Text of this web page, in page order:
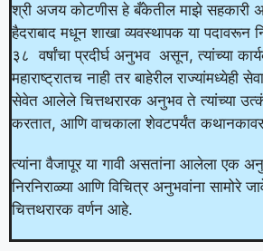
श्री अजय कोटणीस हे बँकेतील माझे
हैदराबाद मधून शाखा व्यवस्थापक या पदावरून
३८ वर्षांचा प्रदीर्घ अनुभव असून, त्यांच्या
महाराष्ट्रातच नाही तर बाहेरील राज्यांमध्येही
सेवेत आलेले चित्तथरारक अनुभव ते त्यांच्या
करतात, आणि वाचकाला शेवटपर्यंत
त्यांना वैजापूर या गावी असतांना आलेला एक
निरनिराळ्या आणि विचित्र अनुभवांना सामोरे
चित्तथरारक वर्णन आहे.